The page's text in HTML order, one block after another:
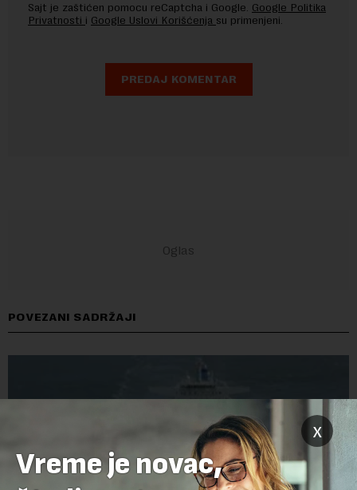
Sajt je zaštićen pomocu reCaptcha i Google. Google Politika
Privatnosti i Google Uslovi Korišćenja su primenjeni.
POVEZANI SADRŽAJI
x
Vreme je novac,